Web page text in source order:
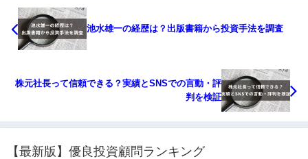
池水雄一の経歴は？出版書籍から投資手法を調査
株元社長って信頼できる？実績とSNSでの言動・評
判を検証
【最新版】優良投資顧問ランキング